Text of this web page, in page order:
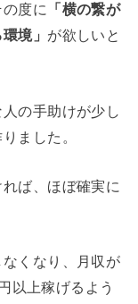
度に
「横の繋が
境」 が欲しいと
の手助けが少し
ました。
ば、ほぼ確実に
くなり、月収が
以上稼げるよう